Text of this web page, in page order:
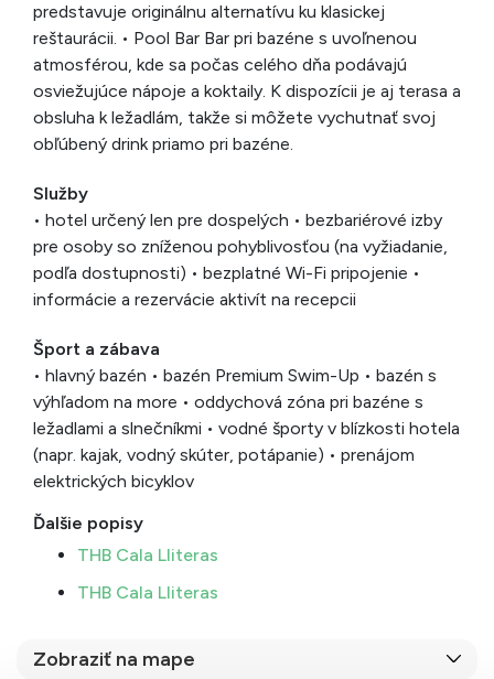
predstavuje originálnu alternatívu ku klasickej
reštaurácii. • Pool Bar Bar pri bazéne s uvoľnenou
atmosférou, kde sa počas celého dňa podávajú
osviežujúce nápoje a koktaily. K dispozícii je aj terasa a
obsluha k ležadlám, takže si môžete vychutnať svoj
obľúbený drink priamo pri bazéne.
Služby
• hotel určený len pre dospelých • bezbariérové izby
pre osoby so zníženou pohyblivosťou (na vyžiadanie,
podľa dostupnosti) • bezplatné Wi-Fi pripojenie •
informácie a rezervácie aktivít na recepcii
Šport a zábava
• hlavný bazén • bazén Premium Swim-Up • bazén s
výhľadom na more • oddychová zóna pri bazéne s
ležadlami a slnečníkmi • vodné športy v blízkosti hotela
(napr. kajak, vodný skúter, potápanie) • prenájom
elektrických bicyklov
Ďalšie popisy
THB Cala Lliteras
THB Cala Lliteras
Zobraziť na mape